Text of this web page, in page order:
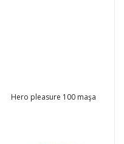
Hero pleasure 100 maşa